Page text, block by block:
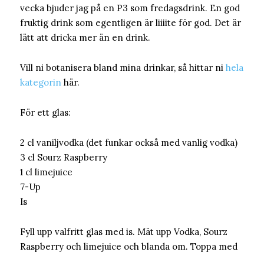
vecka bjuder jag på en P3 som fredagsdrink. En god
fruktig drink som egentligen är liiiite för god. Det är
lätt att dricka mer än en drink.
Vill ni botanisera bland mina drinkar, så hittar ni hela
kategorin här.
För ett glas:
2 cl vaniljvodka (det funkar också med vanlig vodka)
3 cl Sourz Raspberry
1 cl limejuice
7-Up
Is
Fyll upp valfritt glas med is. Mät upp Vodka, Sourz
Raspberry och limejuice och blanda om. Toppa med